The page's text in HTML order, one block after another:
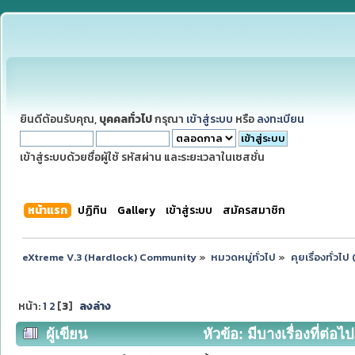
ยินดีต้อนรับคุณ, บุคคลทั่วไปกรุณา เข้าสู่ระบบ หรือ ลงทะเบียน
เข้าสู่ระบบด้วยชื่อผู้ใช้ รหัสผ่าน และระยะเวลาในเซสชั่น
หน้าแรก ปฏิทิน Gallery เข้าสู่ระบบ สมัครสมาชิก
eXtreme V.3 (Hardlock) Community» หมวดหมู่ทั่วไป » คุยเรื่องทั่วไป
หน้า:1 2[3] ลงล่าง
ผู้เขียน หัวข้อ: มีบางเรื่องที่ต่อไ